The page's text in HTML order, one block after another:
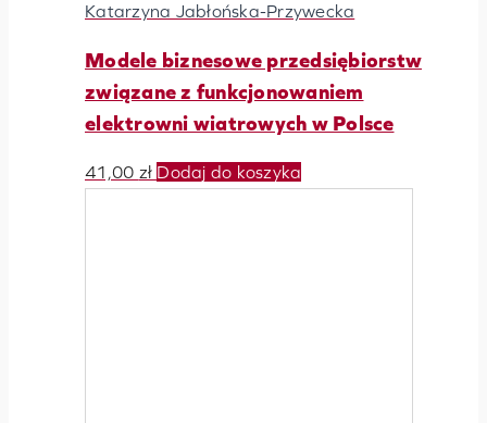
Katarzyna Jabłońska-Przywecka
Modele biznesowe przedsiębiorstw
związane z funkcjonowaniem
elektrowni wiatrowych w Polsce
41,00 zł Dodaj do koszyka